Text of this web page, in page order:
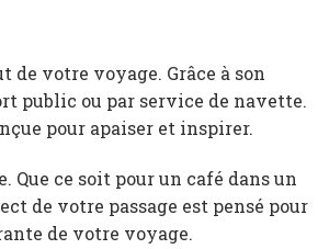
votre voyage. Grâce à son
public ou par service de navette.
pour apaiser et inspirer.
ce soit pour un café dans un
de votre passage est pensé pour
de votre voyage.